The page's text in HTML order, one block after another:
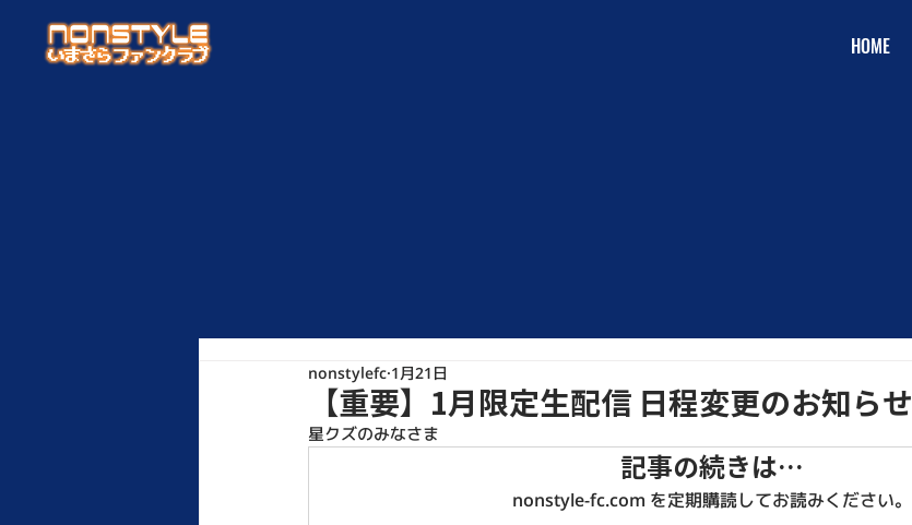
HOME
【重要】1月限定生配信 日程変更のお知らせ
nonstylefc 1月21日
星クズのみなさま
記事の続きは…
nonstyle-fc.com を定期購読してお読みください。